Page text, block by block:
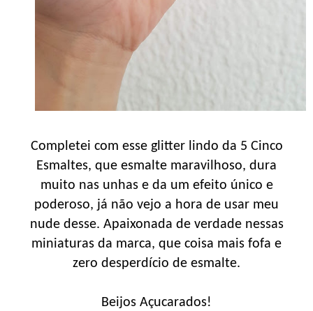
Completei com esse glitter lindo da 5 Cinco
Esmaltes, que esmalte maravilhoso, dura
muito nas unhas e da um efeito único e
poderoso, já não vejo a hora de usar meu
nude desse. Apaixonada de verdade nessas
miniaturas da marca, que coisa mais fofa e
zero desperdício de esmalte.
Beijos Açucarados!